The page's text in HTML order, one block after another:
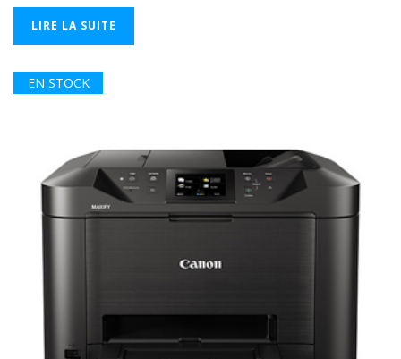
LIRE LA SUITE
EN STOCK